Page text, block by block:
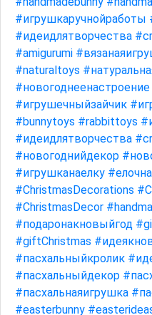
#игрушкаручнойработы
#идеидлятворчества
#amigurumi
#naturaltoys
#новогоднеенастроение
#игрушечныйзайчик
#bunnytoys #rabbittoys
#идеидлятворчества
#новогоднийдекор
#игрушканаелку
#ChristmasDecorations
#ChristmasDecor
#подаронакновыйгод
#giftChristmas
#пасхальныйкролик
#пасхальныйдекор
#пасхальнаяигрушка
#easterbunny